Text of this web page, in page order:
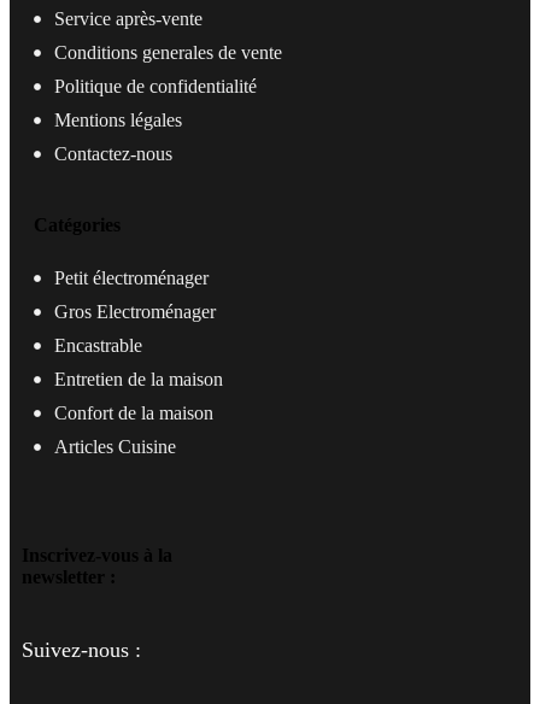
Service après-vente
Conditions generales de vente
Politique de confidentialité
Mentions légales
Contactez-nous
Catégories
Petit électroménager
Gros Electroménager
Encastrable
Entretien de la maison
Confort de la maison
Articles Cuisine
Inscrivez-vous à la
newsletter :
Suivez-nous :